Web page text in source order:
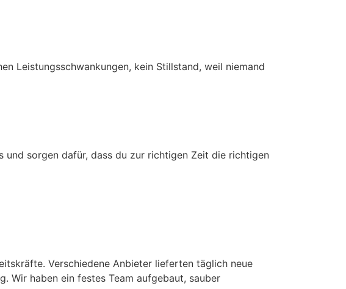
Leistungsschwankungen, kein Stillstand, weil niemand
und sorgen dafür, dass du zur richtigen Zeit die richtigen
Verschiedene Anbieter lieferten täglich neue
Wir haben ein festes Team aufgebaut, sauber